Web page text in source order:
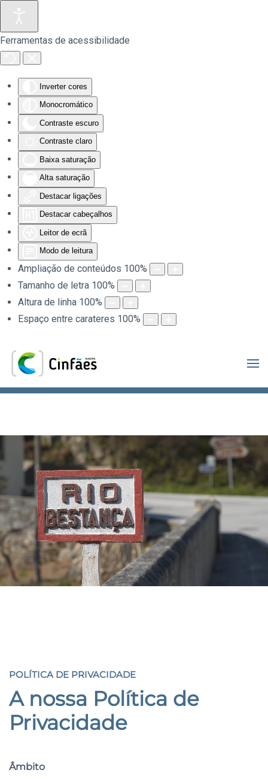
Ferramentas de acessibilidade
Inverter cores
Monocromático
Contraste escuro
Contraste claro
Baixa saturação
Alta saturação
Destacar ligações
Destacar cabeçalhos
Leitor de ecrã
Modo de leitura
Ampliação de conteúdos 100%
Tamanho de letra 100%
Altura de linha 100%
Espaço entre carateres 100%
Saltar para o conteúdo principal
.
POLÍTICA DE PRIVACIDADE
A nossa Política de
Privacidade
Âmbito